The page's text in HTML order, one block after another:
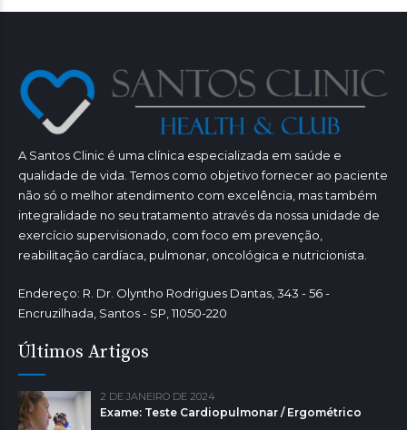
A Santos Clinic é uma clínica especializada em saúde e
qualidade de vida. Temos como objetivo fornecer ao paciente
não só o melhor atendimento com excelência, mas também
integralidade no seu tratamento através da nossa unidade de
exercício supervisionado, com foco em prevenção,
reabilitação cardíaca, pulmonar, oncológica e nutricionista.
Endereço: R. Dr. Olyntho Rodrigues Dantas, 343 - 56 -
Encruzilhada, Santos - SP, 11050-220
Últimos Artigos
2 DE JANEIRO DE 2024
Exame: Teste Cardiopulmonar / Ergométrico